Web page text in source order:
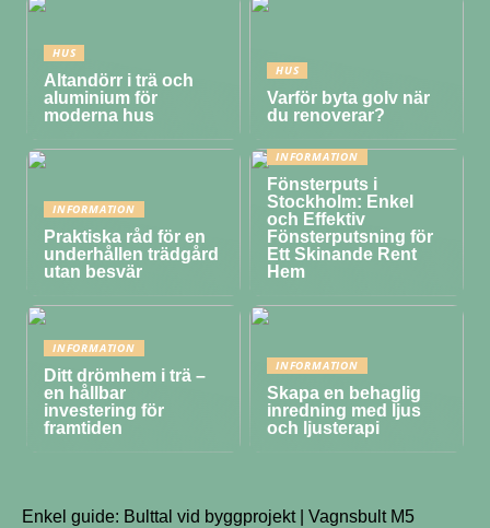
HUS
Altandörr i trä och
aluminium för
moderna hus
HUS
Varför byta golv när
du renoverar?
INFORMATION
Praktiska råd för en
underhållen trädgård
utan besvär
INFORMATION
Fönsterputs i
Stockholm: Enkel
och Effektiv
Fönsterputsning för
Ett Skinande Rent
Hem
INFORMATION
Ditt drömhem i trä –
en hållbar
investering för
framtiden
INFORMATION
Skapa en behaglig
inredning med ljus
och ljusterapi
Enkel guide: Bulttal vid byggprojekt | Vagnsbult M5